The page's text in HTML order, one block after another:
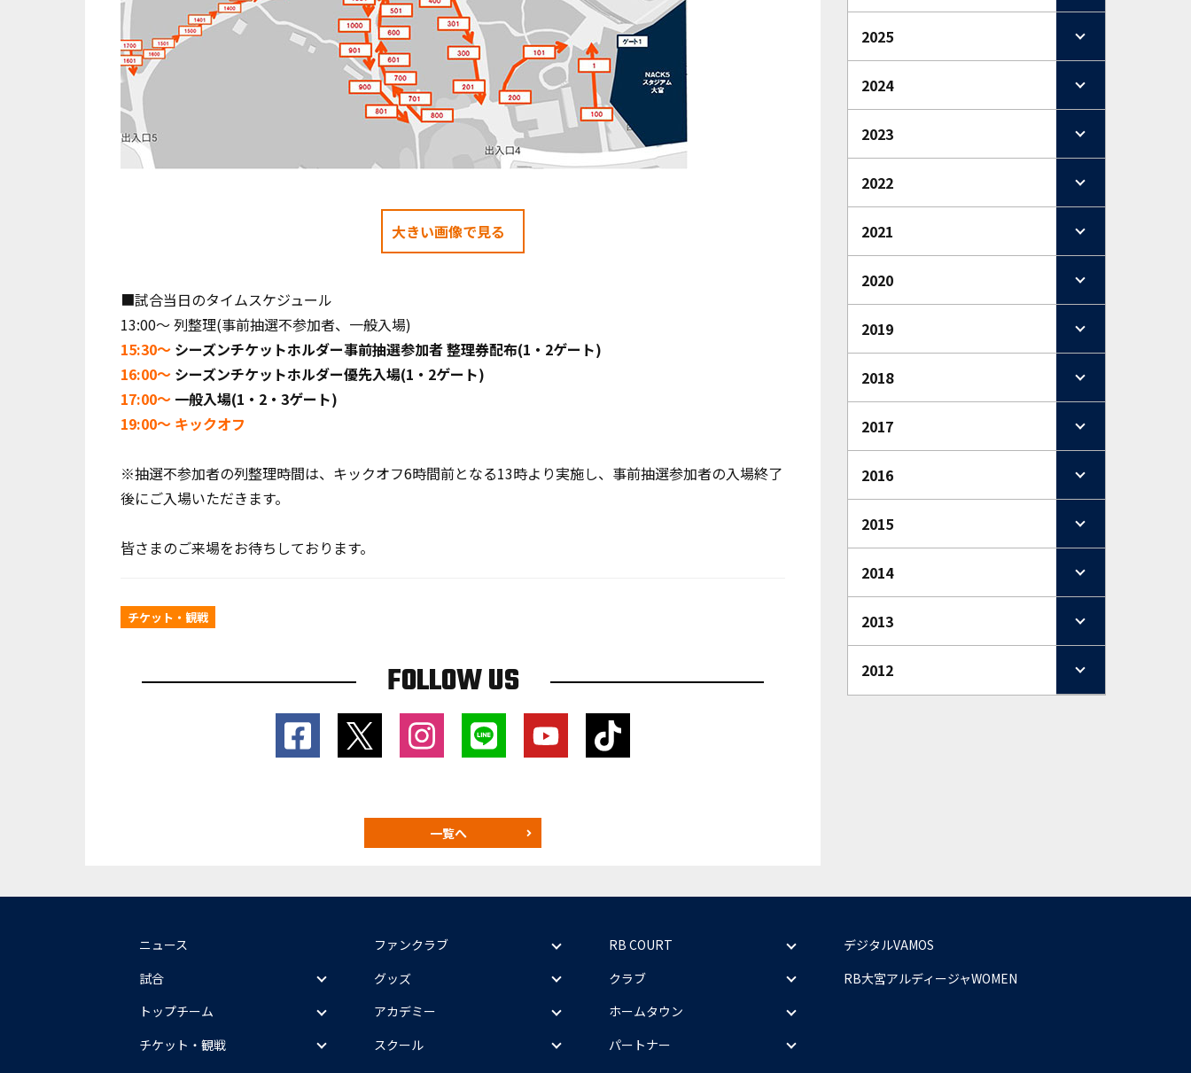
大きい画像で見る
■試合当日のタイムスケジュール
13:00～ 列整理(事前抽選不参加者、一般入場)
15:30～ シーズンチケットホルダー事前抽選参加者 整理券配布(1・2ゲート)
16:00～ シーズンチケットホルダー優先入場(1・2ゲート)
17:00～ 一般入場(1・2・3ゲート)
19:00～ キックオフ
※抽選不参加者の列整理時間は、キックオフ6時間前となる13時より実施し、事前抽選参加者の入場終了
後にご入場いただきます。
皆さまのご来場をお待ちしております。
チケット・観戦
FOLLOW US
一覧へ
2025
2024
2023
2022
2021
2020
2019
2018
2017
2016
2015
2014
2013
2012
ニュース
試合
トップチーム
チケット・観戦
ファンクラブ
グッズ
アカデミー
スクール
RB COURT
クラブ
ホームタウン
パートナー
デジタルVAMOS
RB大宮アルディージャWOMEN